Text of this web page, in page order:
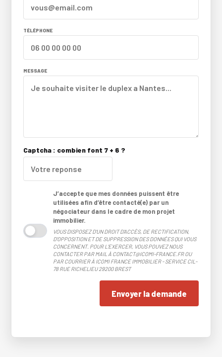
TÉLÉPHONE
MESSAGE
Captcha : combien font 7 + 6 ?
J’accepte que mes données puissent être
utilisées afin d’être contacté(e) par un
négociateur dans le cadre de mon projet
immobilier.
VOUS DISPOSEZ D'UN DROIT D'ACCÈS, DE RECTIFICATION,
D'OPPOSITION ET DE SUPPRESSION DES DONNÉES QUI VOUS
CONCERNENT. POUR L'EXERCER, VOUS POUVEZ NOUS
CONTACTER PAR MAIL À CONTACT@ICOMI-FRANCE.FR OU
PAR COURRIER À ICOMI FRANCE IMMOBILIER - SERVICE CIL-
78 RUE RICHELIEU 29200 BREST
Envoyer la demande